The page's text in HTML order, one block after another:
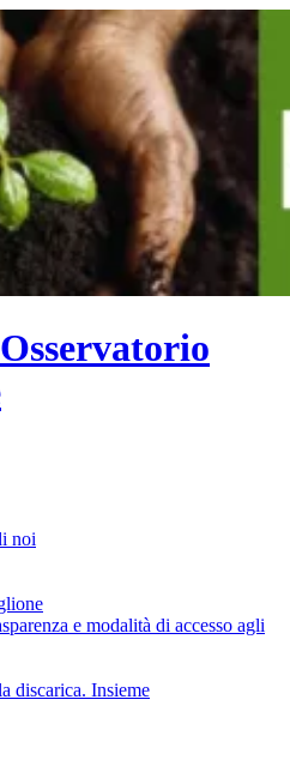
noi
e modalità di accesso agli
discarica. Insieme